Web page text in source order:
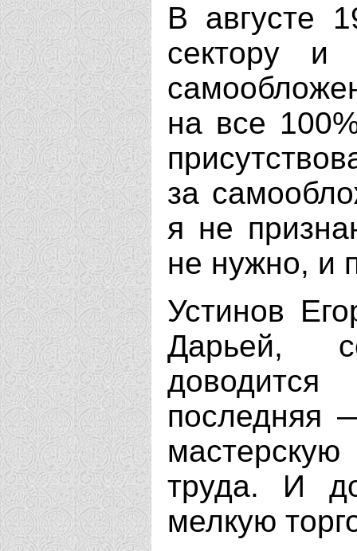
В августе
сектору и
на все
за
я не
не нужно, и
Устинов
Дарьей,
последняя
труда. И
мелкую